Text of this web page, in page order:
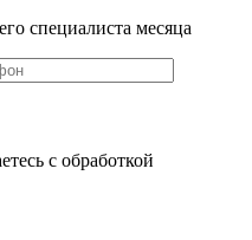
специалиста месяца
с обработкой